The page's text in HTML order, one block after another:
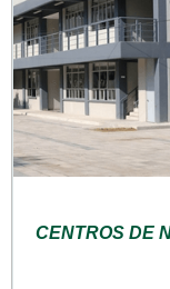
CENTROS DE